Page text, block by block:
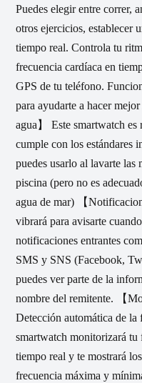
Puedes elegir entre correr,
otros ejercicios, establecer
tiempo real. Controla tu
frecuencia cardíaca en
GPS de tu teléfono.
para ayudarte a hacer
agua】 Este smartwatch es
cumple con los estándares
puedes usarlo al lavarte las
piscina (pero no es
agua de mar) 【
vibrará para avisarte
notificaciones entrantes
SMS y SNS (Facebook,
puedes ver parte de la
nombre del remitente. 【
Detección automática de la
smartwatch monitorizará tu
tiempo real y te mostrará
frecuencia máxima y